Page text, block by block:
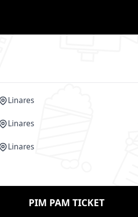
Linares
Linares
Linares
PIM PAM TICKET